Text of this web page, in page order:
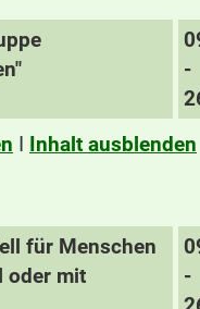
-
I Inhalt ausblenden
für Menschen
oder mit
-